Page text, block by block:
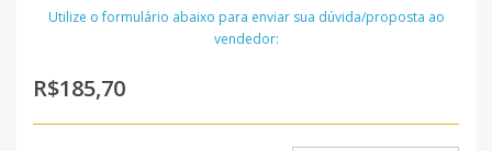
Utilize o formulário abaixo para enviar sua dúvida/proposta ao
vendedor:
R$185,70